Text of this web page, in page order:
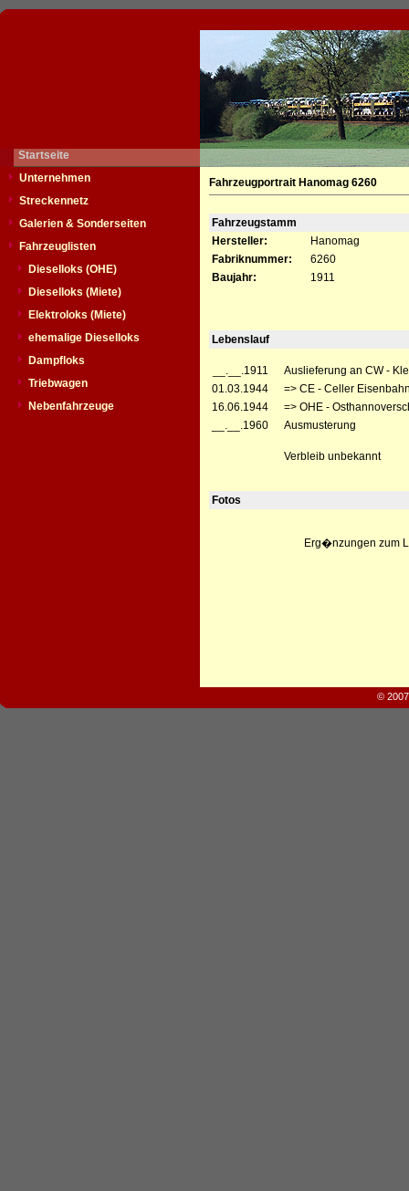
Startseite
Unternehmen
Streckennetz
Galerien & Sonderseiten
Fahrzeuglisten
Dieselloks (OHE)
Dieselloks (Miete)
Elektroloks (Miete)
ehemalige Dieselloks
Dampfloks
Triebwagen
Nebenfahrzeuge
Fahrzeugportrait Hanomag 6260
Fahrzeugstamm
Hersteller:
Hanomag
Fabriknummer:
6260
Baujahr:
1911
Lebenslauf
__.__.1911
Auslieferung an CW -
01.03.1944
=> CE - Celler
16.06.1944
=> OHE -
__.__.1960
Ausmusterung
Verbleib unbekannt
Fotos
Erg�nzungen zum
©